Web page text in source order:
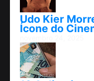
Udo Kier
Ícone do